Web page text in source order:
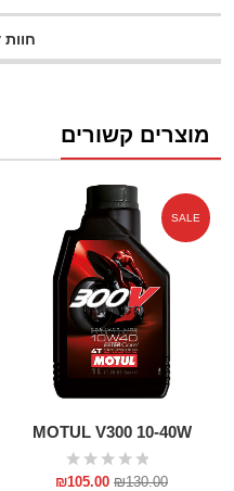
חוות
מוצרים קשורים
SALE
MOTUL V300 10-40W
₪130.00
₪105.00